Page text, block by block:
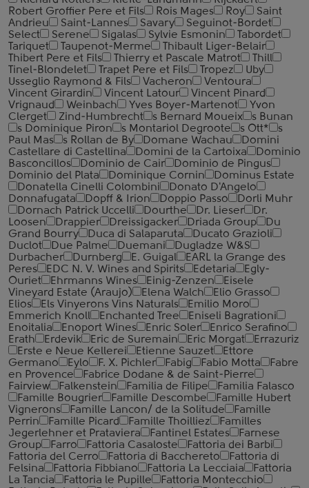
Robert Groffier Pere et Fils
Rois Mages Roy
Saint
Andrieu
Saint-Lannes Savary
Seguinot-Bordet
Select
Serene Sigalas Sylvie Esmonin
Tabordet
Tariquet
Taupenot-Merme
Thibault Liger-Belair
Thibert Pere et Fils
Thierry et Pascale Matrot
Thill
Tinel-Blondelet
Trapet Pere et Fils Tropez
Uby
Usseglio Raymond & Fils
Vacheron
Ventoura
Vincent Girardin
Vincent Latour
Vincent Pinard
Vrignaud
Weinbach Yves Boyer-Martenot
Yvon
Clerget
Zind-Humbrecht s Bernard Moueix
s Bunan
s Dominique Piron
s Montariol Degroote s Ott*
s
Paul Mas
s Rollan de By Domane Wachau
Domini
Castellare di Castellina
Domini de la Cartoixa
Dominio
Basconcillos
Dominio de Cair
Dominio de Pingus
Dominio del Plata
Dominique Cornin
Dominus Estate
Donatella Cinelli Colombini
Donato D'Angelo
Donnafugata
Dopff & Irion Doppio Passo
Dorli Muhr
Dornach Patrick Uccelli
Dourthe Dr. Lieser
Dr.
Loosen
Drappier Dreissigacker Driada Group
Du
Grand Bourry
Duca di Salaparuta
Ducato Grazioli
Duclot
Due Palme Duemani
Dugladze W&S
Durbacher
Durnberg E. Guigal
EARL la Grange des
Peres
EDC N. V. Wines and Spirits Edetaria
Egly-
Ouriet
Ehrmanns Wines Einig-Zenzen
Eisele
Vineyard Estate (Araujo)
Elena Walch
Elio Grasso
Elios
Els Vinyerons Vins Naturals
Emilio Moro
Emmerich Knoll
Enchanted Tree
Eniseli Bagrationi
Enoitalia
Enoport Wines Enric Soler
Enrico Serafino
Erath
Erdevik Eric de Suremain Eric Morgat
Errazuriz
Erste e Neue Kellerei
Etienne Sauzet
Ettore
Germano
Eylo F. X. Pichler Fabig Fabio Motta
Fabre
en Provence
Fabrice Dodane & de Saint-Pierre
Fairview
Falkenstein Familia de Filipe
Familia Falasco
Famille Bougrier
Famille Descombe
Famille Hubert
Vignerons
Famille Lancon/ de la Solitude
Famille
Perrin
Famille Picard Famille Thoilliez
Familles
Jegerlehner et Prataviera
Fantinel Estates
Farnese
Group
Farro Fattoria Casaloste
Fattoria dei Barbi
Fattoria del Cerro
Fattoria di Bacchereto
Fattoria di
Felsina
Fattoria Fibbiano Fattoria La Lecciaia
Fattoria
La Tancia
Fattoria le Pupille
Fattoria Montecchio